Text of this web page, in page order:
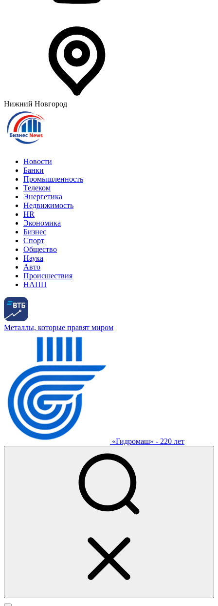
Нижний Новгород
Новости
Банки
Промышленность
Телеком
Энергетика
Недвижимость
HR
Экономика
Бизнес
Спорт
Общество
Наука
Авто
Происшествия
НАПП
Металлы, которые правят миром
«Гидромаш» - 220 лет